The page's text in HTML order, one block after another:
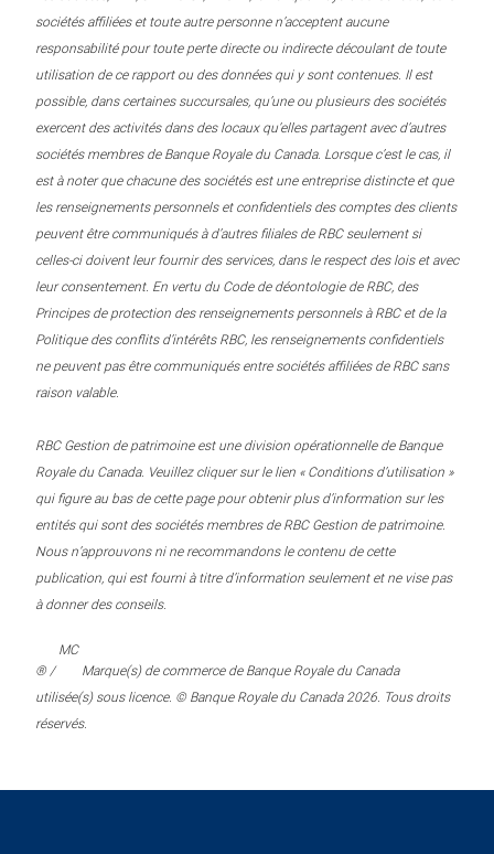
sociétés affiliées et toute autre personne n’acceptent aucune
responsabilité pour toute perte directe ou indirecte découlant de toute
utilisation de ce rapport ou des données qui y sont contenues. Il est
possible, dans certaines succursales, qu’une ou plusieurs des sociétés
exercent des activités dans des locaux qu’elles partagent avec d’autres
sociétés membres de Banque Royale du Canada. Lorsque c’est le cas, il
est à noter que chacune des sociétés est une entreprise distincte et que
les renseignements personnels et confidentiels des comptes des clients
peuvent être communiqués à d’autres filiales de RBC seulement si
celles-ci doivent leur fournir des services, dans le respect des lois et avec
leur consentement. En vertu du Code de déontologie de RBC, des
Principes de protection des renseignements personnels à RBC et de la
Politique des conflits d’intérêts RBC, les renseignements confidentiels
ne peuvent pas être communiqués entre sociétés affiliées de RBC sans
raison valable.
RBC Gestion de patrimoine est une division opérationnelle de Banque
Royale du Canada. Veuillez cliquer sur le lien « Conditions d’utilisation »
qui figure au bas de cette page pour obtenir plus d’information sur les
entités qui sont des sociétés membres de RBC Gestion de patrimoine.
Nous n’approuvons ni ne recommandons le contenu de cette
publication, qui est fourni à titre d’information seulement et ne vise pas
à donner des conseils.
® /
MC
Marque(s) de commerce de Banque Royale du Canada
utilisée(s) sous licence. © Banque Royale du Canada 2026. Tous droits
réservés.